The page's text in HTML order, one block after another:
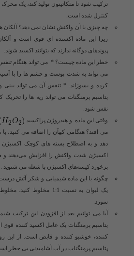
ترکیب شود تا متکاتینون تولید کند، یک
کنترل شده است.
چه چیزی با آن واکنش نشان نمی دهد؟ آلکان
زیرا این ماده اکسنده ای قوی است و
پیوندهای دوگانه ندارند که بتوانند اکسید شوند.
خطر این ماده چیست؟ * می تواند هنگام تنفس
می تواند به شدت پوست و چشم ها را با
کرده و بسوزاند. * تنفس آن می تواند
پتاسیم پرمنگنات می تواند ریه ها را
نفس شود.
وقتی این ماده و هیدروژن پراکسید
می افتد؟ هنگامی کهآن را اضافه می کنید،
دهد و به اصطلاح بسته های کوچک اکسیژن
اکسیژن شدت واکنش را افزایش می‌دهند و
برخورد کیسه‌های اکسیژن با شعله می شنوید .
چگونه با این ماده شیمیایی و شکر آتش
یک لیوان به نسبت 1:1
سوزد.
آیا می توانیم بعد از افزودن این ترکیب
پتاسیم پرمنگنات یک عامل اکسید کننده
کننده، خوشبو کننده و قابض است. از این
پتاسیم پرمنگنات در آب آشامیدنی بی خطر